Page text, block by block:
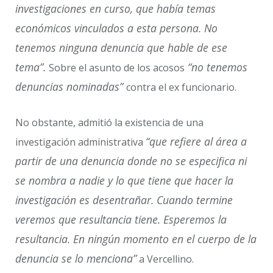
investigaciones en curso, que había temas
económicos vinculados a esta persona. No
tenemos ninguna denuncia que hable de ese
tema”. Sobre el asunto de los acosos “no tenemos
denuncias nominadas”contra el ex funcionario.
No obstante, admitió la existencia de una
investigación administrativa “que refiere al área a
partir de una denuncia donde no se especifica ni
se nombra a nadie y lo que tiene que hacer la
investigación es desentrañar. Cuando termine
veremos que resultancia tiene. Esperemos la
resultancia. En ningún momento en el cuerpo de la
denuncia se lo menciona”a Vercellino.